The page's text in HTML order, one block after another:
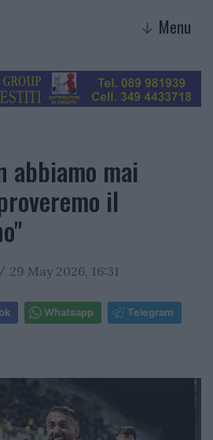
↓ Menu
abbiamo mai
il
/ 29 May 2026, 16:31
Whatsapp Telegram